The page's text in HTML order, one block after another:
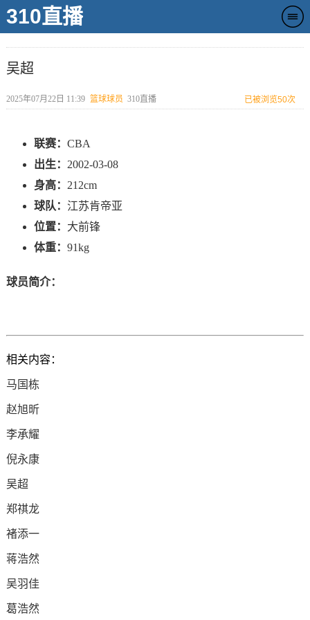
310直播
吴超
2025年07月22日 11:39 篮球球员 310直播 已被浏览50次
联赛： CBA
出生： 2002-03-08
身高： 212cm
球队： 江苏肯帝亚
位置： 大前锋
体重： 91kg
球员简介：
相关内容：
马国栋
赵旭昕
李承耀
倪永康
吴超
郑祺龙
褚添一
蒋浩然
吴羽佳
葛浩然